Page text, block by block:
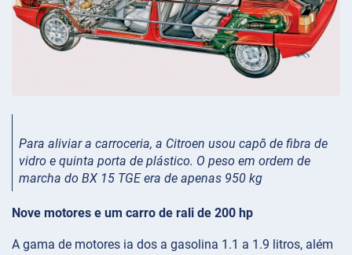
Para aliviar a carroceria, a Citroen usou capô de fibra de
vidro e quinta porta de plástico. O peso em ordem de
marcha do BX 15 TGE era de apenas 950 kg
Nove motores e um carro de rali de 200 hp
A gama de motores ia dos a gasolina 1.1 a 1.9 litros, além